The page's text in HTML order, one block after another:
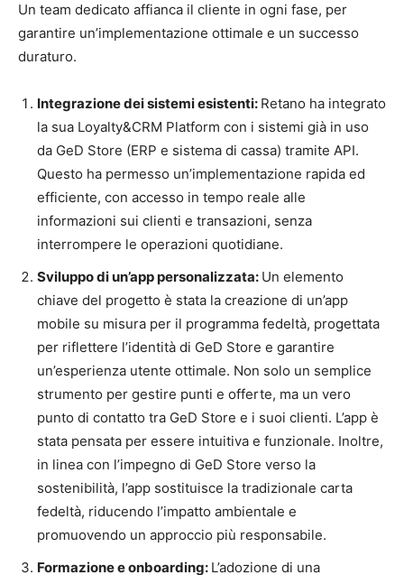
Un team dedicato affianca il cliente in ogni fase, per
garantire un’implementazione ottimale e un successo
duraturo.
Integrazione dei sistemi esistenti: Retano ha integrato
la sua Loyalty&CRM Platform con i sistemi già in uso
da GeD Store (ERP e sistema di cassa) tramite API.
Questo ha permesso un’implementazione rapida ed
efficiente, con accesso in tempo reale alle
informazioni sui clienti e transazioni, senza
interrompere le operazioni quotidiane.
Sviluppo di un’app personalizzata: Un elemento
chiave del progetto è stata la creazione di un’app
mobile su misura per il programma fedeltà, progettata
per riflettere l’identità di GeD Store e garantire
un’esperienza utente ottimale. Non solo un semplice
strumento per gestire punti e offerte, ma un vero
punto di contatto tra GeD Store e i suoi clienti. L’app è
stata pensata per essere intuitiva e funzionale. Inoltre,
in linea con l’impegno di GeD Store verso la
sostenibilità, l’app sostituisce la tradizionale carta
fedeltà, riducendo l’impatto ambientale e
promuovendo un approccio più responsabile.
Formazione e onboarding: L’adozione di una